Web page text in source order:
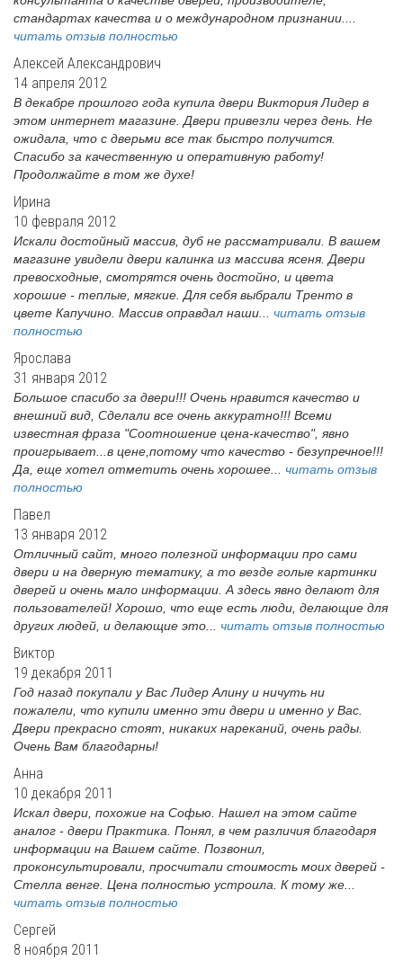
стандартах качества и о международном признании....
читать отзыв полностью
Алексей Александрович
14 апреля 2012
В декабре прошлого года купила двери Виктория Лидер в
этом интернет магазине. Двери привезли через день. Не
ожидала, что с дверьми все так быстро получится.
Спасибо за качественную и оперативную работу!
Продолжайте в том же духе!
Ирина
10 февраля 2012
Искали достойный массив, дуб не рассматривали. В вашем
магазине увидели двери калинка из массива ясеня. Двери
превосходные, смотрятся очень достойно, и цвета
хорошие - теплые, мягкие. Для себя выбрали Тренто в
цвете Капучино. Массив оправдал наши... читать отзыв
полностью
Ярослава
31 января 2012
Большое спасибо за двери!!! Очень нравится качество и
внешний вид, Сделали все очень аккуратно!!! Всеми
известная фраза "Соотношение цена-качество", явно
проигрывает...в цене,потому что качество - безупречное!!!
Да, еще хотел отметить очень хорошее... читать отзыв
полностью
Павел
13 января 2012
Отличный сайт, много полезной информации про сами
двери и на дверную тематику, а то везде голые картинки
дверей и очень мало информации. А здесь явно делают для
пользователей! Хорошо, что еще есть люди, делающие для
других людей, и делающие это... читать отзыв полностью
Виктор
19 декабря 2011
Год назад покупали у Вас Лидер Алину и ничуть ни
пожалели, что купили именно эти двери и именно у Вас.
Двери прекрасно стоят, никаких нареканий, очень рады.
Очень Вам благодарны!
Анна
10 декабря 2011
Искал двери, похожие на Софью. Нашел на этом сайте
аналог - двери Практика. Понял, в чем различия благодаря
информации на Вашем сайте. Позвонил,
проконсультировали, просчитали стоимость моих дверей -
Стелла венге. Цена полностью устроила. К тому же...
читать отзыв полностью
Сергей
8 ноября 2011